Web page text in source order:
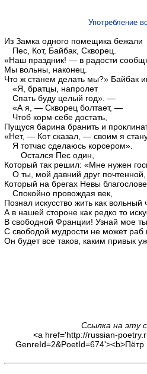
Употребление
Из Замка одного помещика бежали
Пес, Кот, Байбак, Скворец.
«Наш праздник! — в радости
Мы вольны, наконец.
Что ж станем делать мы?» Байбак
«Я, братцы, напролет
Спать буду целый год». —
«А я, — Скворец болтает, —
Чтоб корм себе достать,
Пущуся барина бранить и
«Нет, — Кот сказал, — своим я
Я тотчас сделаюсь корсером».
Остался Пес один,
Который так решил: «Мне нужен
О ты, мой давний друг почтенной,
Который на брегах Невы
Спокойно провождая век,
Познал искусство жить как вольный
А в нашей стороне как редко то
В свободной Франции! Узнай мое ты
С свободой мудрости не может раб
Он будет все таков, каким привык
Ссылка на эту
<a href='http://russian-